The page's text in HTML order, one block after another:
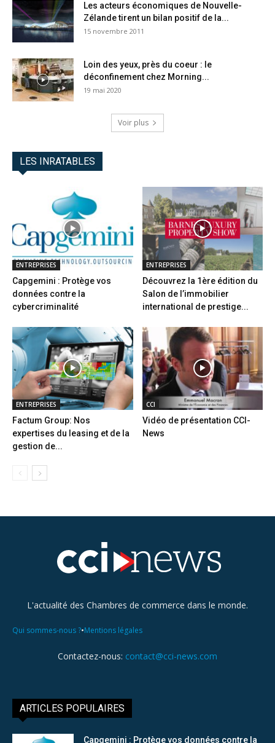
Les acteurs économiques de Nouvelle-
Zélande tirent un bilan positif de la...
15 novembre 2011
Loin des yeux, près du coeur : le
déconfinement chez Morning...
19 mai 2020
Voir plus
LES INRATABLES
ENTREPRISES
Capgemini : Protège vos
données contre la
cybercriminalité
ENTREPRISES
Découvrez la 1ère édition du
Salon de l’immobilier
international de prestige...
ENTREPRISES
Factum Group: Nos
expertises du leasing et de la
gestion de...
CCI
Vidéo de présentation CCI-
News
L'actualité des Chambres de commerce dans le monde.
Qui sommes-nous ?•Mentions légales
Contactez-nous: contact@cci-news.com
ARTICLES POPULAIRES
Capgemini : Protège vos données contre la